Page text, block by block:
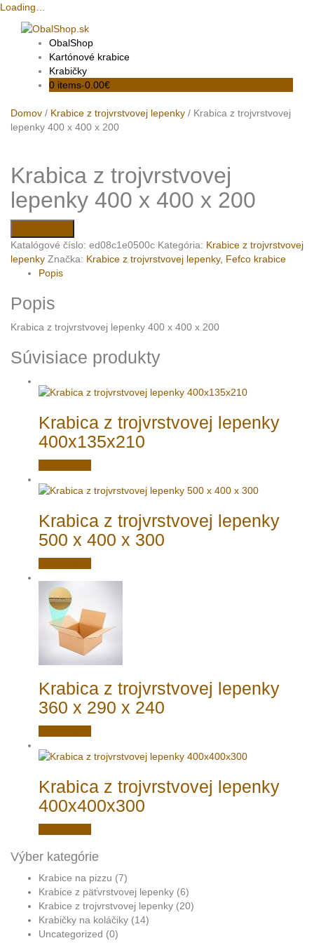
Loading…
ObalShop
Kartónové krabice
Krabičky
0 items-0.00€
Domov / Krabice z trojvrstvovej lepenky / Krabica z trojvrstvovej
lepenky 400 x 400 x 200
Krabica z trojvrstvovej
lepenky 400 x 400 x 200
Katalógové číslo: ed08c1e0500c Kategória: Krabice z trojvrstvovej
lepenky Značka: Krabice z trojvrstvovej lepenky, Fefco krabice
Popis
Popis
Krabica z trojvrstvovej lepenky 400 x 400 x 200
Súvisiace produkty
Krabica z trojvrstvovej lepenky
400x135x210
Krabica z trojvrstvovej lepenky
500 x 400 x 300
Krabica z trojvrstvovej lepenky
360 x 290 x 240
Krabica z trojvrstvovej lepenky
400x400x300
Výber kategórie
Krabice na pizzu (7)
Krabice z päťvrstvovej lepenky (6)
Krabice z trojvrstvovej lepenky (20)
Krabičky na koláčiky (14)
Uncategorized (0)